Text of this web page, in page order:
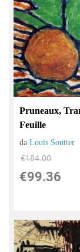
Pruneaux,
Feuille
daLouis Soutter
€184.00
€99.36